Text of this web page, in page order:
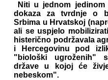
Niti u jednom
dokaza za tvrdnje o
Srbima u Hrvatskoj
ali se uspjelo
histerično podržavala
i Hercegovinu pod
"biološki ugroženih"
države u kojoj će
nebeskom".